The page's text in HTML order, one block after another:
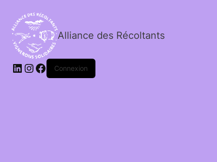
Alliance des Récoltants
Connexion